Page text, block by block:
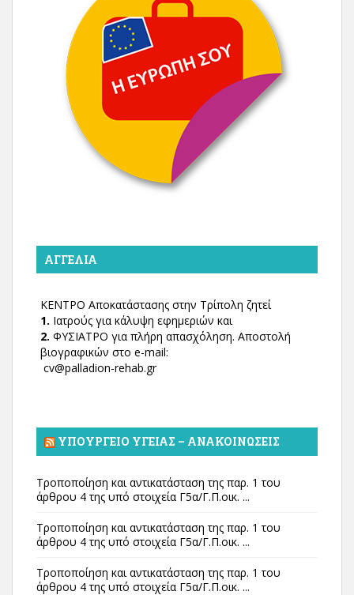
ΑΓΓΕΛΊΑ
ΚΕΝΤΡΟ Αποκατάστασης στην Τρίπολη ζητεί
1. Ιατρούς για κάλυψη εφημεριών και
2. ΦΥΣΙΑΤΡΟ για πλήρη απασχόληση. Αποστολή
βιογραφικών στο e-mail:
cv@palladion-rehab.gr
ΥΠΟΥΡΓΕΊΟ ΥΓΕΊΑΣ – ΑΝΑΚΟΙΝΏΣΕΙΣ
Τροποποίηση και αντικατάσταση της παρ. 1 του
άρθρου 4 της υπό στοιχεία Γ5α/Γ.Π.οικ. ...
Τροποποίηση και αντικατάσταση της παρ. 1 του
άρθρου 4 της υπό στοιχεία Γ5α/Γ.Π.οικ. ...
Τροποποίηση και αντικατάσταση της παρ. 1 του
άρθρου 4 της υπό στοιχεία Γ5α/Γ.Π.οικ. ...